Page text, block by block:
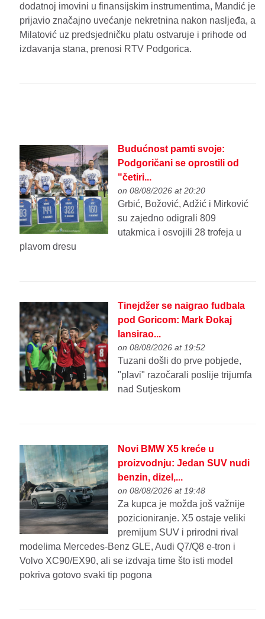
dodatnoj imovini u finansijskim instrumentima, Mandić je
prijavio značajno uvećanje nekretnina nakon nasljeđa, a
Milatović uz predsjedničku platu ostvaruje i prihode od
izdavanja stana, prenosi RTV Podgorica.
Budućnost pamti svoje:
Podgoričani se oprostili od
"četiri...
on 08/08/2026 at 20:20
Grbić, Božović, Adžić i Mirković
su zajedno odigrali 809
utakmica i osvojili 28 trofeja u
plavom dresu
Tinejdžer se naigrao fudbala
pod Goricom: Mark Đokaj
lansirao...
on 08/08/2026 at 19:52
Tuzani došli do prve pobjede,
"plavi" razočarali poslije trijumfa
nad Sutjeskom
Novi BMW X5 kreće u
proizvodnju: Jedan SUV nudi
benzin, dizel,...
on 08/08/2026 at 19:48
Za kupca je možda još važnije
pozicioniranje. X5 ostaje veliki
premijum SUV i prirodni rival
modelima Mercedes-Benz GLE, Audi Q7/Q8 e-tron i
Volvo XC90/EX90, ali se izdvaja time što isti model
pokriva gotovo svaki tip pogona